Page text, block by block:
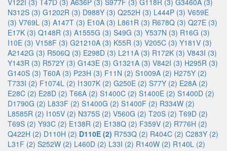
V122I (3) T47D (3) A636P (3) S977F (3) G118R (3) G3460A (3)
N312S (3) G1202R (3) D988Y (3) Q252H (3) L444P (3) V659E
(3) V769L (3) A147T (3) E10A (3) L861R (3) R678Q (3) Q27E (3)
E17K (3) Q148R (3) A1555G (3) S49G (3) Y537N (3) R16G (3)
I10E (3) V158F (3) G21210A (3) K55R (3) V205C (3) Y181V (3)
A2142G (3) R506Q (3) E298D (3) L211A (3) R172K (3) V843I (3)
Y143R (3) R572Y (3) G143E (3) G1321A (3) V842I (3) H295R (3)
G140S (3) T60A (3) P23H (3) F11N (2) S1009A (2) H275Y (2)
T733I (2) F1074L (2) I1307K (2) G250E (2) S77Y (2) E28A (2)
E28C (2) E28D (2) T66A (2) S1400C (2) S1400E (2) S1400D (2)
D1790G (2) L833F (2) S1400G (2) S1400F (2) R334W (2)
L8585R (2) I105V (2) N375S (2) V560G (2) T20S (2) T69D (2)
T69S (2) Y93C (2) E138R (2) E138Q (2) F359V (2) R776H (2)
Q422H (2) D110H (2) D110E (2) R753Q (2) R404C (2) C283Y (2)
L31F (2) S252W (2) L460D (2) L33I (2) R140W (2) R140L (2)